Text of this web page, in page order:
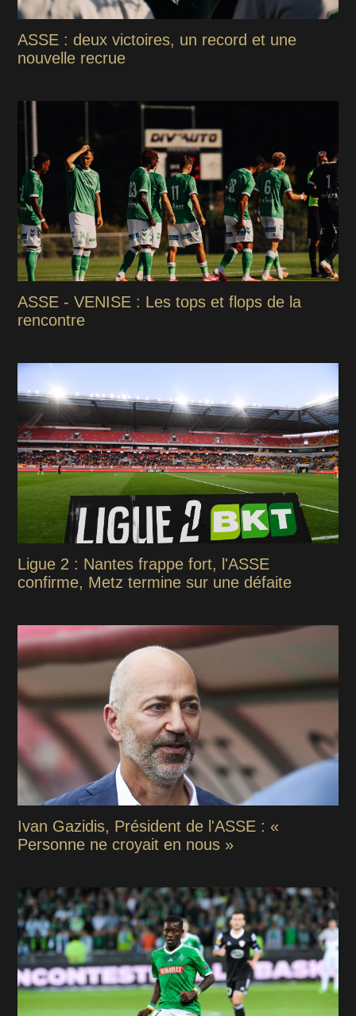
ASSE : deux victoires, un record et une
nouvelle recrue
ASSE - VENISE : Les tops et flops de la
rencontre
Ligue 2 : Nantes frappe fort, l'ASSE
confirme, Metz termine sur une défaite
Ivan Gazidis, Président de l'ASSE : «
Personne ne croyait en nous »